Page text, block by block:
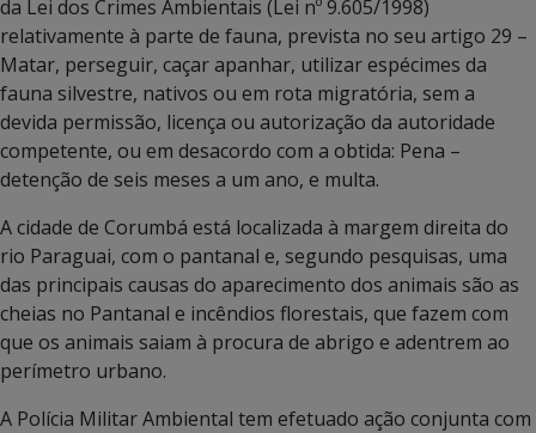
da Lei dos Crimes Ambientais (Lei nº 9.605/1998)
relativamente à parte de fauna, prevista no seu artigo 29 –
Matar, perseguir, caçar apanhar, utilizar espécimes da
fauna silvestre, nativos ou em rota migratória, sem a
devida permissão, licença ou autorização da autoridade
competente, ou em desacordo com a obtida: Pena –
detenção de seis meses a um ano, e multa.
A cidade de Corumbá está localizada à margem direita do
rio Paraguai, com o pantanal e, segundo pesquisas, uma
das principais causas do aparecimento dos animais são as
cheias no Pantanal e incêndios florestais, que fazem com
que os animais saiam à procura de abrigo e adentrem ao
perímetro urbano.
A Polícia Militar Ambiental tem efetuado ação conjunta com